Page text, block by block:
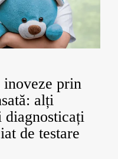
prin
alți
diagnosticați
de testare